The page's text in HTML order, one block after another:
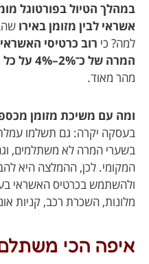
במהלך הטיול בפורטוגל
אשראי לבין מזומן באירו
למה? כי רוב כרטיסי
המרה של כ־2%–4% על כל רכישה במט"ח
מהר מאוד.
ומה עם משיכת מזומן
בעסקה יקרה: גם תשלמו
בשערי המרה לא משתלמים,
המקומי. לכן, ההמלצה היא
ולהשתמש בכרטיס האשראי
מלונות, השכרת רכב, קניות
איפה הכי